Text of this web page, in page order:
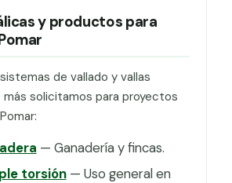
y productos para
de vallado y vallas
solicitamos para proyectos
— Ganadería y fincas.
torsión— Uso general en